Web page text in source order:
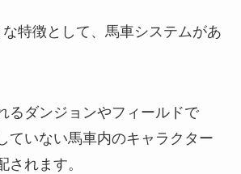
な特徴として、馬車システムがあ
るダンジョンやフィールドで
ていない馬車内のキャラクター
されます。